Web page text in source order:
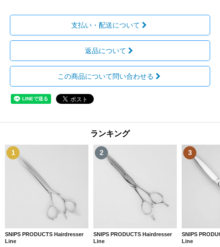
支払い・配送について
返品について
この商品について問い合わせる
ランキング
1
SNIPS PRODUCTS Hairdresser
Line
2
SNIPS PRODUCTS Hairdresser
Line
3
SNIPS
Line